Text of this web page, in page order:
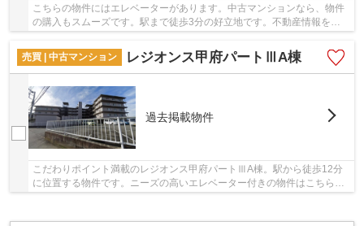
こちらの物件にはエレベーターがあります。中古マンションなら、物件
の購入もスムーズです。駅まで徒歩3分の好立地です。不動産情報をお
売買 | 中古マンション
レジオンス甲府パートⅢA棟
過去掲載物件
こだわりポイント満載のレジオンス甲府パートⅢA棟。駅から徒歩12分
に位置する物件です。ニーズの高いエレベーター付きの物件はこちらで